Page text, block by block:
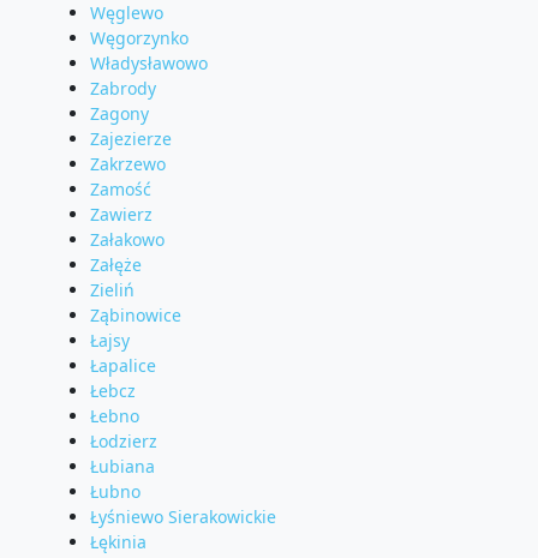
Węglewo
Węgorzynko
Władysławowo
Zabrody
Zagony
Zajezierze
Zakrzewo
Zamość
Zawierz
Załakowo
Załęże
Zieliń
Ząbinowice
Łajsy
Łapalice
Łebcz
Łebno
Łodzierz
Łubiana
Łubno
Łyśniewo Sierakowickie
Łękinia